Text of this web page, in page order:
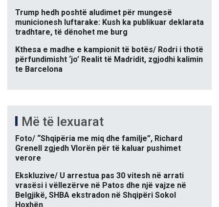
Trump hedh poshtë aludimet për mungesë
municionesh luftarake: Kush ka publikuar deklarata
tradhtare, të dënohet me burg
Kthesa e madhe e kampionit të botës/ Rodri i thotë
përfundimisht ‘jo’ Realit të Madridit, zgjodhi kalimin
te Barcelona
Më të lexuarat
Foto/ “Shqipëria me miq dhe familje”, Richard
Grenell zgjedh Vlorën për të kaluar pushimet
verore
Ekskluzive/ U arrestua pas 30 vitesh në arrati
vrasësi i vëllezërve në Patos dhe një vajze në
Belgjikë, SHBA ekstradon në Shqipëri Sokol
Hoxhën